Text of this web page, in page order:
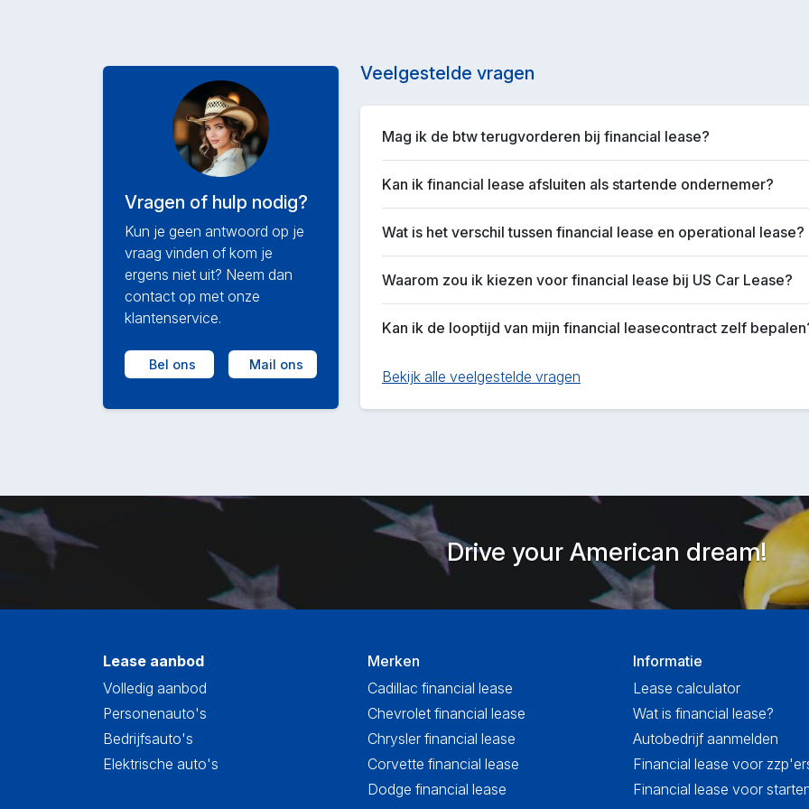
Veelgestelde vragen
Mag ik de btw terugvorderen bij financial lease?
Kan ik financial lease afsluiten als startende ondernemer?
Wat is het verschil tussen financial lease en operational lease?
Waarom zou ik kiezen voor financial lease bij US Car Lease?
Kan ik de looptijd van mijn financial leasecontract zelf
Bekijk alle veelgestelde vragen
Vragen of hulp nodig?
Kun je geen antwoord op je
vraag vinden of kom je
ergens niet uit? Neem dan
contact op met onze
klantenservice.
Bel ons Mail ons
Drive your American dream!
Lease aanbod
Volledig aanbod
Personenauto's
Bedrijfsauto's
Elektrische auto's
Merken
Cadillac financial lease
Chevrolet financial lease
Chrysler financial lease
Corvette financial lease
Dodge financial lease
Informatie
Lease calculator
Wat is financial lease?
Autobedrijf aanmelden
Financial lease voor
Financial lease voor